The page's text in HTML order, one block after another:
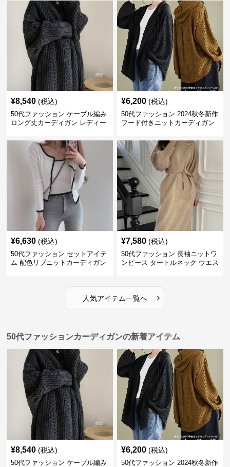
¥8,540 (税込)
50代ファッション ケーブル編み
ロング丈カーディガン レディー
¥6,200 (税込)
50代ファッション 2024秋冬新作
フード付きニットカーディガン
¥6,630 (税込)
50代ファッション セットアイテ
ム 配色リブニットカーディガン
¥7,580 (税込)
50代ファッション 長袖ニットワ
ンピース タートルネック ウエス
人気アイテム一覧へ ›
50代ファッションカーディガンの新着アイテム
¥8,540 (税込)
50代ファッション ケーブル編み
¥6,200 (税込)
50代ファッション 2024秋冬新作